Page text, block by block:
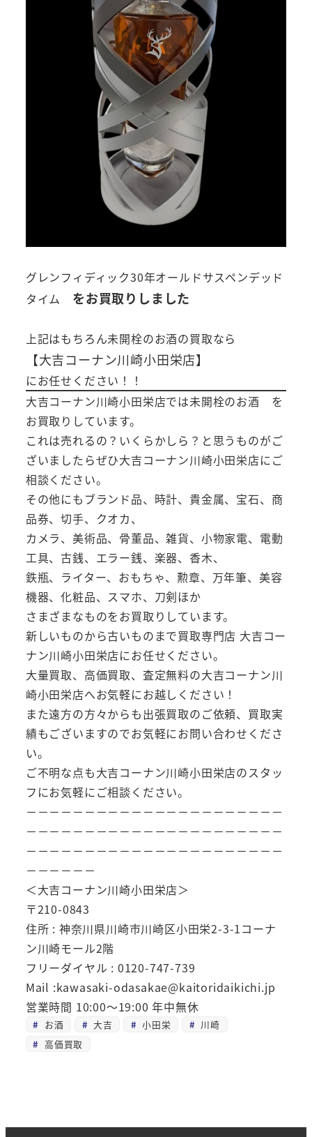
グレンフィディック30年オールドサスペンデッド
タイム
をお買取りしました
上記はもちろん未開栓のお酒の買取なら
【大吉コーナン川崎小田栄店】
にお任せください！！
大吉コーナン川崎小田栄店では未開栓のお酒 を
お買取りしています。
これは売れるの？いくらかしら？と思うものがご
ざいましたらぜひ大吉コーナン川崎小田栄店にご
相談ください。
その他にもブランド品、時計、貴金属、宝石、商
品券、切手、クオカ、
カメラ、美術品、骨董品、雑貨、小物家電、電動
工具、古銭、エラー銭、楽器、香木、
鉄瓶、ライター、おもちゃ、勲章、万年筆、美容
機器、化粧品、スマホ、刀剣ほか
さまざまなものをお買取りしています。
新しいものから古いものまで買取専門店 大吉コー
ナン川崎小田栄店にお任せください。
大量買取、高価買取、査定無料の大吉コーナン川
崎小田栄店へお気軽にお越しください！
また遠方の方々からも出張買取のご依頼、買取実
績もございますのでお気軽にお問い合わせくださ
い。
ご不明な点も大吉コーナン川崎小田栄店のスタッ
フにお気軽にご相談ください。
－－－－－－－－－－－－－－－－－－－－－－
－－－－－－－－－－－－－－－－－－－－－－
－－－－－－－－－－－－－－－－－－－－－－
－－－－－－
＜大吉コーナン川崎小田栄店＞
〒210-0843
住所 : 神奈川県川崎市川崎区小田栄2-3-1コーナ
ン川崎モール2階
フリーダイヤル : 0120-747-739
Mail :kawasaki-odasakae@kaitoridaikichi.jp
営業時間 10:00～19:00 年中無休
お酒 大吉 小田栄
川崎
高価買取